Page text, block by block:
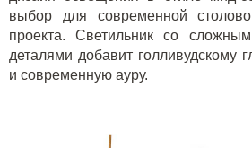
выбор для современной
проекта. Светильник со
деталями добавит голливудскому
и современную ауру.